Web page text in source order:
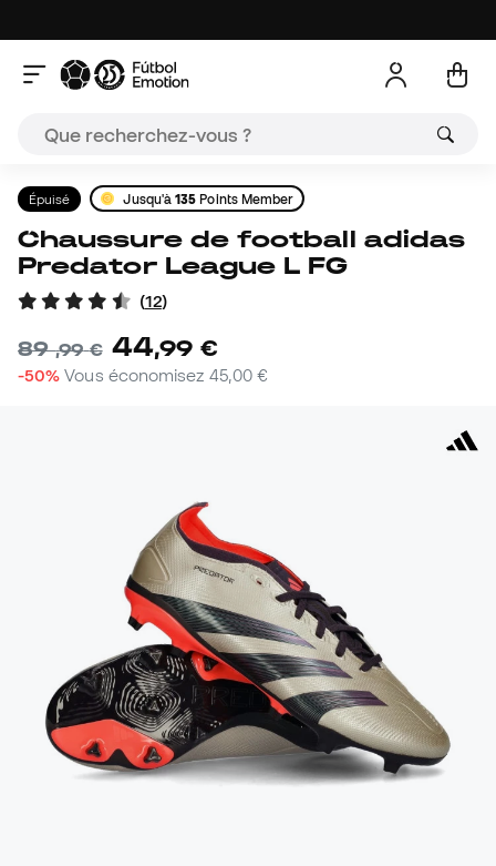
Épuisé Jusqu'à135 Points Member
Chaussure de football adidas
Predator League L FG
(12)
89,99 € 44,99 €
-50% Vous économisez 45,00 €